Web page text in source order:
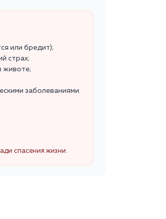
или бредит);
страх;
животе;
заболеваниями.
спасения жизни.